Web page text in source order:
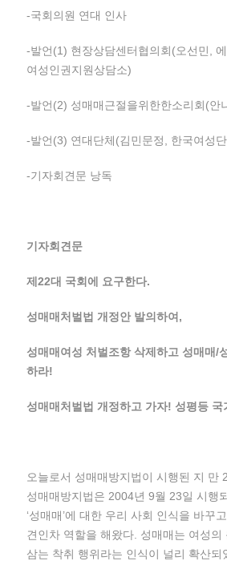
-국회의원 연대 인사
-발언(1) 현장상담센터협의회(오선민,
여성인권지원상담소)
-발언(2) 성매매근절을위한한소리회(안
-발언(3) 연대단체(김민문정, 한국여성
-기자회견문 낭독
기자회견문
제22대 국회에 요구한다.
성매매처벌법 개정안 발의하여,
성매매여성 처벌조항 삭제하고 성매매/
하라!
성매매처벌법 개정하고 가자! 성평등 국
오늘로서 성매매방지법이 시행된 지 만
성매매방지법은 2004년 9월 23일 시행
‘성매매’에 대한 우리 사회 인식을 바꾸
견인차 역할을 해왔다. 성매매는 여성의
삼는 착취 행위라는 인식이 널리 확산되